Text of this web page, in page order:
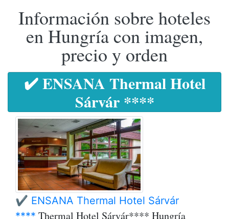
Información sobre hoteles
en Hungría con imagen,
precio y orden
✔️ ENSANA Thermal Hotel
Sárvár ****
✔️ ENSANA Thermal Hotel Sárvár
**** Thermal Hotel Sárvár**** Hungría